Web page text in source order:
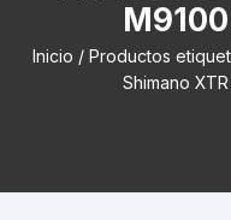
Inicio / Productos
Shimano